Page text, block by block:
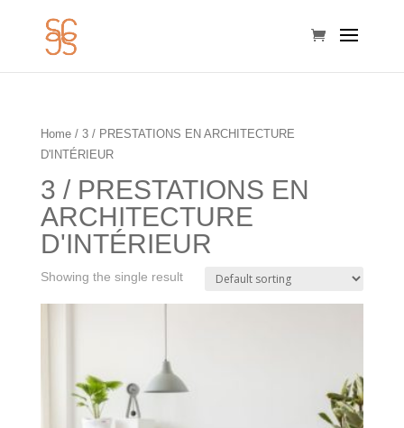
Home/ 3 / PRESTATIONS EN ARCHITECTURE
D'INTÉRIEUR
3 / PRESTATIONS EN
ARCHITECTURE
D'INTÉRIEUR
Showing the single result